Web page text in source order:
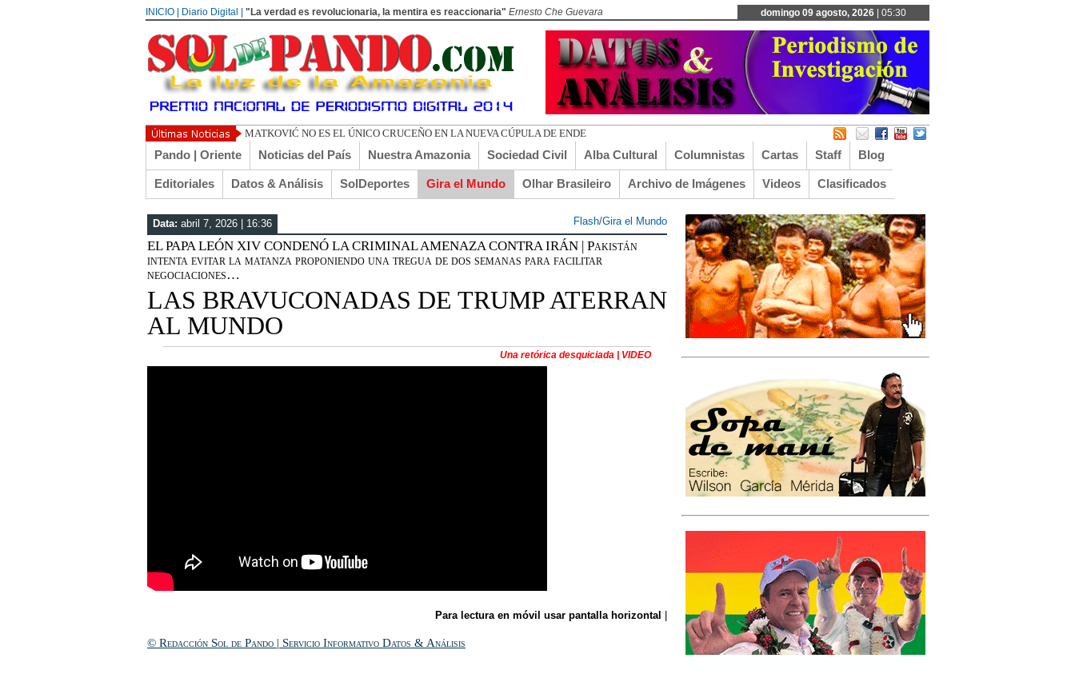
INICIO | Diario Digital | "La verdad es revolucionaria, la mentira es reaccionaria" Ernesto Che Guevara domingo 09 agosto, 2026 | 05:30
TOÑO ARANÍBAR: RECUERDO
Pando | Oriente Noticias del País Nuestra Amazonia Sociedad Civil Alba Cultural Columnistas Cartas Staff Blog
Editoriales Datos & Análisis SolDeportes Gira el Mundo Olhar Brasileiro Archivo de Imágenes Videos Clasificados
Data: abril 7, 2026 | 16:36 Flash/Gira el Mundo
EL PAPA LEÓN XIV CONDENÓ LA CRIMINAL AMENAZA CONTRA IRÁN | Pakistán
intenta evitar la matanza proponiendo una tregua de dos semanas para facilitar
negociaciones…
LAS BRAVUCONADAS DE TRUMP ATERRAN
AL MUNDO
Una retórica desquiciada | VIDEO
Para lectura en móvil usar pantalla horizontal
© Redacción Sol de Pando | Servicio Informativo Datos & Análisis